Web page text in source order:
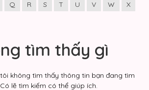
Q R S T U V W
X
tìm thấy gì
không tìm thấy thông tin bạn đang tìm
lẽ tìm kiếm có thể giúp ích.